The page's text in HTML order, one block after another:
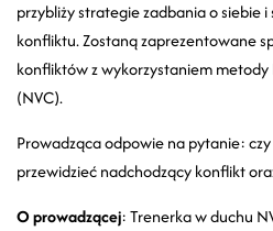
przybliży strategie zadbania o siebie
konfliktu. Zostaną zaprezentowane
konfliktów z wykorzystaniem metody
(NVC).
Prowadząca odpowie na pytanie:
przewidzieć nadchodzący konflikt
O prowadzącej: Trenerka w duchu